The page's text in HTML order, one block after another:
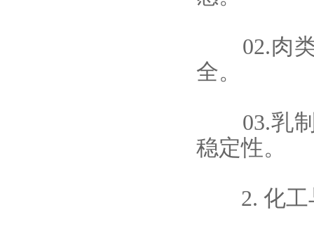
02.肉类
全。
03.乳制
稳定性。
2. 化工